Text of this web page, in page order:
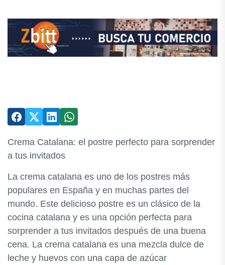
Crema Catalana: el postre perfecto para sorprender
a tus invitados
La crema catalana es uno de los postres más
populares en España y en muchas partes del
mundo. Este delicioso postre es un clásico de la
cocina catalana y es una opción perfecta para
sorprender a tus invitados después de una buena
cena. La crema catalana es una mezcla dulce de
leche y huevos con una capa de azúcar